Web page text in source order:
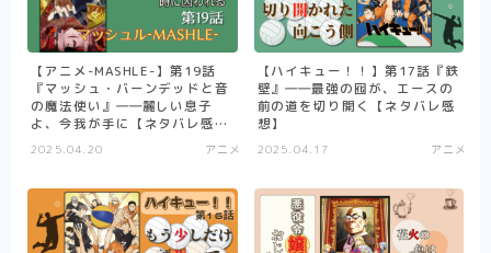
SAKAMOTO DAYS
Helck（アニメ）
マッシュル-MASHLE-
不徳のギルド（アニメ）
逃げ上手の若君
【アニメ-MASHLE-】第19話
『マッシュ・バーンデッドと音
の魔法使い』――麗しい息子
よ、今我が手に【ネタバレ感
2025.04.20 アニメ
【ハイキュー！！】第17話『鉄
壁』――最強の囮が、エースの
前の道を切り開く【ネタバレ感
想】
2025.04.17 アニメ